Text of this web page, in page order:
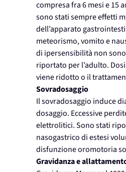
compresa fra 6 mesi e 15
sono stati sempre effetti
dell’apparato
meteorismo, vomito e
di ipersensibilità non
riportato per l’adulto.
viene ridotto o il
Sovradosaggio
Il sovradosaggio induce
dosaggio. Eccessive
elettrolitici. Sono stati
nasogastrico di estesi
disfunzione oromotoria
Gravidanza e